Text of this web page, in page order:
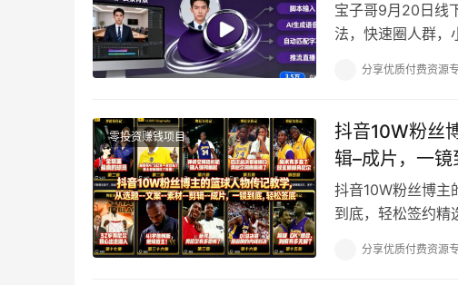
宝子哥9月20日线
法，快速圈人群，
分享优质付费资源
零投资赚钱项目
抖音10W粉丝
辑–成片，一
抖音10W粉丝博主
到底，轻松签约
分享优质付费资源